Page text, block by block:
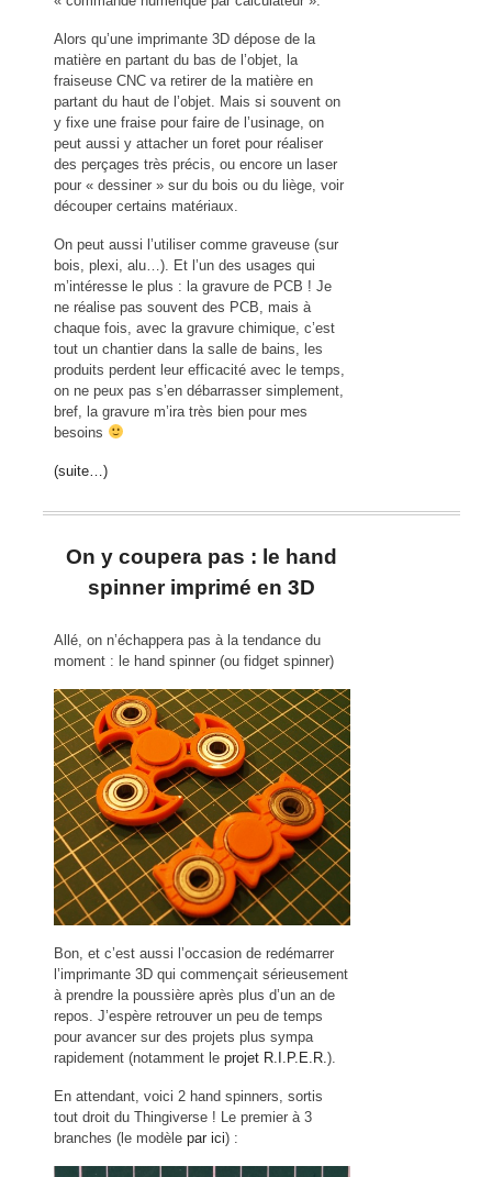
Alors qu’une imprimante 3D dépose de la
matière en partant du bas de l’objet, la
fraiseuse CNC va retirer de la matière en
partant du haut de l’objet. Mais si souvent on
y fixe une fraise pour faire de l’usinage, on
peut aussi y attacher un foret pour réaliser
des perçages très précis, ou encore un laser
pour « dessiner » sur du bois ou du liège, voir
découper certains matériaux.
On peut aussi l’utiliser comme graveuse (sur
bois, plexi, alu…). Et l’un des usages qui
m’intéresse le plus : la gravure de PCB ! Je
ne réalise pas souvent des PCB, mais à
chaque fois, avec la gravure chimique, c’est
tout un chantier dans la salle de bains, les
produits perdent leur efficacité avec le temps,
on ne peux pas s’en débarrasser simplement,
bref, la gravure m’ira très bien pour mes
besoins
(suite…)
On y coupera pas : le hand
spinner imprimé en 3D
Allé, on n’échappera pas à la tendance du
moment : le hand spinner (ou fidget spinner)
Bon, et c’est aussi l’occasion de redémarrer
l’imprimante 3D qui commençait sérieusement
à prendre la poussière après plus d’un an de
repos. J’espère retrouver un peu de temps
pour avancer sur des projets plus sympa
rapidement (notamment le projet R.I.P.E.R. ).
En attendant, voici 2 hand spinners, sortis
tout droit du Thingiverse ! Le premier à 3
branches (le modèle par ici) :